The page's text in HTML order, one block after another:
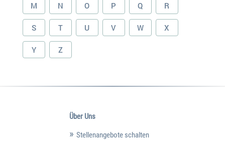
M N O P Q R
S T U V W X
Y Z
Über Uns
Stellenangebote schalten